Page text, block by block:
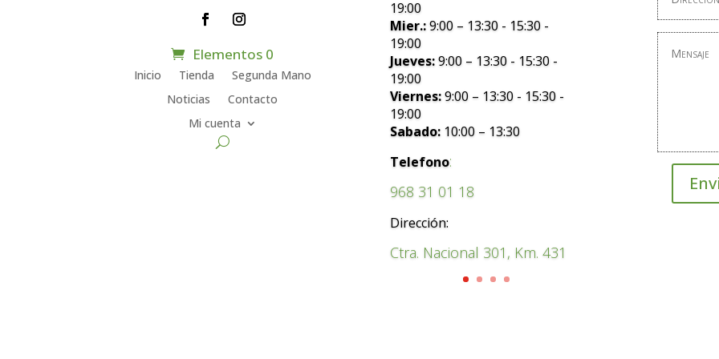
Elementos 0
Inicio Tienda
Segunda Mano
Noticias
Contacto
Mi cuenta
19:00
Mier.:9:00 – 13:30 - 15:30 -
19:00
Jueves:9:00 – 13:30 - 15:30 -
19:00
Viernes:9:00 – 13:30 - 15:30 -
19:00
Sabado: 10:00 – 13:30
Telefono:
968 31 01 18
Dirección:
Ctra. Nacional 301, Km. 431